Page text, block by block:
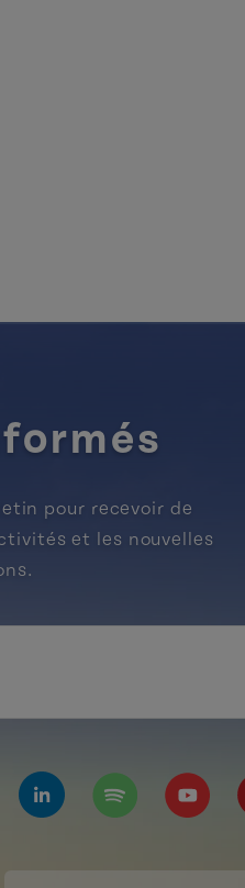
pour recevoir de
et les nouvelles